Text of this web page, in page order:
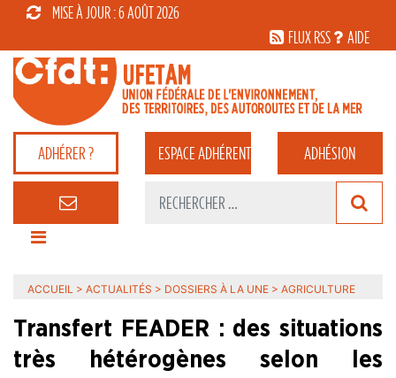
MISE À JOUR : 6 AOÛT 2026
FLUX RSS
AIDE
ADHÉRER ? ESPACEADHÉRENT ADHÉSION
ACCUEIL > ACTUALITÉS > DOSSIERS À LA UNE > AGRICULTURE
Transfert FEADER : des situations
très hétérogènes selon les